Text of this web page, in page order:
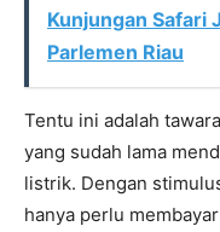
Kunjungan Safari
Parlemen Riau
Tentu ini adalah
yang sudah lama
listrik. Dengan
hanya perlu